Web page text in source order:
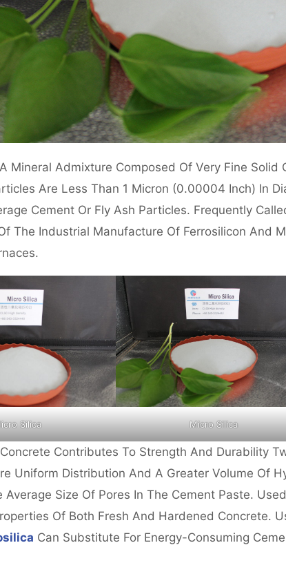
Mineral Admixture Composed Of Very Fine Solid
Are Less Than 1 Micron (0.00004 Inch) In
Cement Or Fly Ash Particles. Frequently
The Industrial Manufacture Of Ferrosilicon And
Silica Micro Silica
Contributes To Strength And Durability
Uniform Distribution And A Greater Volume Of
Average Size Of Pores In The Cement Paste.
Of Both Fresh And Hardened Concrete.
Can Substitute For Energy-Consuming